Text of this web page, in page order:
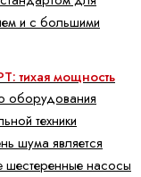
и с большими
тихая мощность
оборудования
техники
шума является
насосы